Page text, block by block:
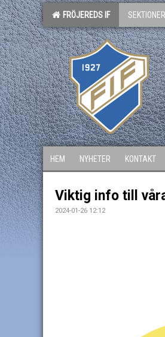
FRÖJEREDS IF SEKTIONER
HEM NYHETER KONTAKT
Viktig info till
2024-01-26 12:12